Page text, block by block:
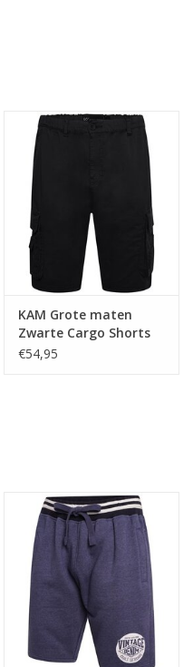
KAM Grote maten
Zwarte Cargo Shorts
€54,95